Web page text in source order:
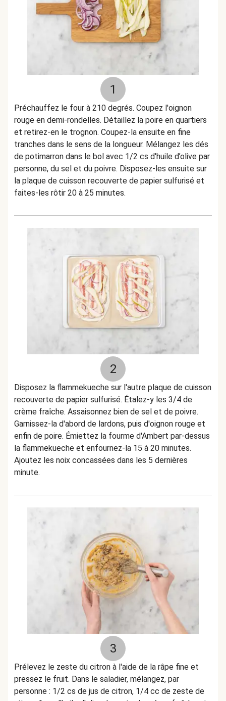
1
Préchauffez le four à 210 degrés. Coupez l'oignon
rouge en demi-rondelles. Détaillez la poire en quartiers
et retirez-en le trognon. Coupez-la ensuite en fine
tranches dans le sens de la longueur. Mélangez les dés
de potimarron dans le bol avec 1/2 cs d'huile d’olive par
personne, du sel et du poivre. Disposez-les ensuite sur
la plaque de cuisson recouverte de papier sulfurisé et
faites-les rôtir 20 à 25 minutes.
2
Disposez la flammekueche sur l'autre plaque de cuisson
recouverte de papier sulfurisé. Étalez-y les 3/4 de
crème fraîche. Assaisonnez bien de sel et de poivre.
Garnissez-la d'abord de lardons, puis d'oignon rouge et
enfin de poire. Émiettez la fourme d'Ambert par-dessus
la flammekueche et enfournez-la 15 à 20 minutes.
Ajoutez les noix concassées dans les 5 dernières
minute.
3
Prélevez le zeste du citron à l'aide de la râpe fine et
pressez le fruit. Dans le saladier, mélangez, par
personne : 1/2 cs de jus de citron, 1/4 cc de zeste de